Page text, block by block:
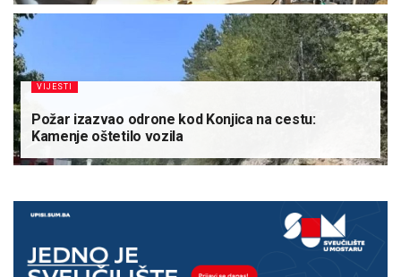
VIJESTI
Požar izazvao odrone kod Konjica na cestu:
Kamenje oštetilo vozila